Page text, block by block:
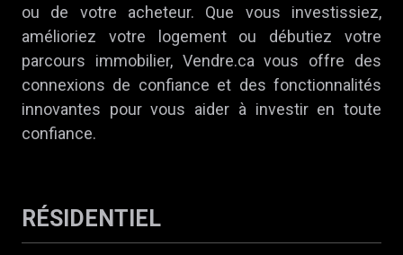
ou de votre acheteur. Que vous investissiez,
amélioriez votre logement ou débutiez votre
parcours immobilier, Vendre.ca vous offre des
connexions de confiance et des fonctionnalités
innovantes pour vous aider à investir en toute
confiance.
RÉSIDENTIEL